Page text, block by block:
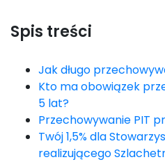
Spis treści
Jak długo
Kto ma obowiązek
5 lat?
Przechowywanie PIT
Twój 1,5% dla
realizującego